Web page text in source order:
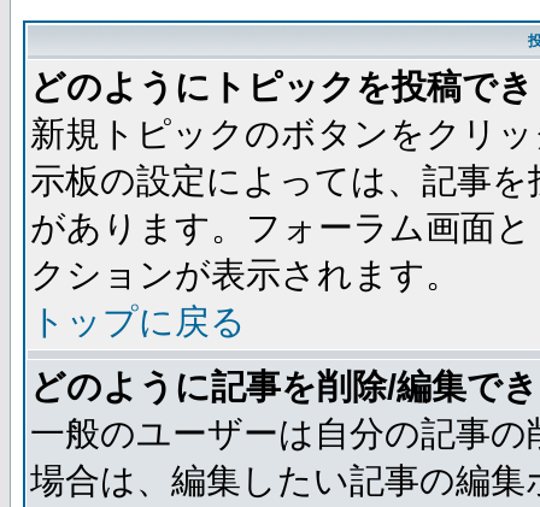
どのようにトピックを投稿で
新規トピックのボタンをクリ
示板の設定によっては、記事
があります。フォーラム画面
クションが表示されます。
トップに戻る
どのように記事を削除/編集で
一般のユーザーは自分の記事
場合は、編集したい記事の編